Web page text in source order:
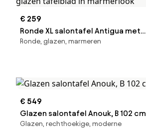
€ 259
Ronde XL salontafel Antigua met
glazen tafelblad in marmerlook
Ronde, glazen, marmeren
€ 549
Glazen salontafel Anouk, B 102 cm
Glazen, rechthoekige, moderne